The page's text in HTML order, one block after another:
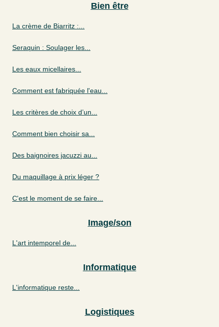
Bien être
La crème de Biarritz :...
Seraquin : Soulager les...
Les eaux micellaires...
Comment est fabriquée l'eau...
Les critères de choix d’un...
Comment bien choisir sa...
Des baignoires jacuzzi au...
Du maquillage à prix léger ?
C'est le moment de se faire...
Image/son
L'art intemporel de...
Informatique
L'informatique reste...
Logistiques